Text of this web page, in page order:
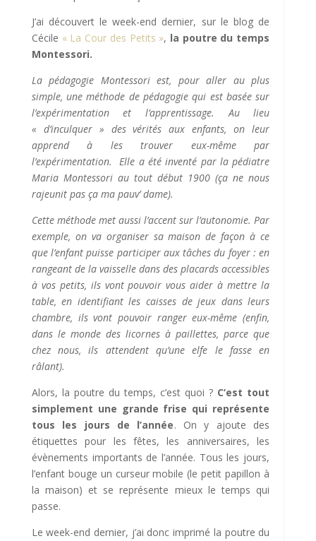
J’ai découvert le week-end dernier, sur le blog de
Cécile « La Cour des Petits », la poutre du temps
Montessori.
La pédagogie Montessori est, pour aller au plus
simple, une méthode de pédagogie qui est basée sur
l’expérimentation et l’apprentissage. Au lieu
« d’inculquer » des vérités aux enfants, on leur
apprend à les trouver eux-même par
l’expérimentation. Elle a été inventé par la pédiatre
Maria Montessori au tout début 1900 (ça ne nous
rajeunit pas ça ma pauv’ dame).
Cette méthode met aussi l’accent sur l’autonomie. Par
exemple, on va organiser sa maison de façon à ce
que l’enfant puisse participer aux tâches du foyer : en
rangeant de la vaisselle dans des placards accessibles
à vos petits, ils vont pouvoir vous aider à mettre la
table, en identifiant les caisses de jeux dans leurs
chambre, ils vont pouvoir ranger eux-même (enfin,
dans le monde des licornes à paillettes, parce que
chez nous, ils attendent qu’une elfe le fasse en
râlant).
Alors, la poutre du temps, c’est quoi ? C’est tout
simplement une grande frise qui représente
tous les jours de l’année. On y ajoute des
étiquettes pour les fêtes, les anniversaires, les
évènements importants de l’année. Tous les jours,
l’enfant bouge un curseur mobile (le petit papillon à
la maison) et se représente mieux le temps qui
passe.
Le week-end dernier, j’ai donc imprimé la poutre du